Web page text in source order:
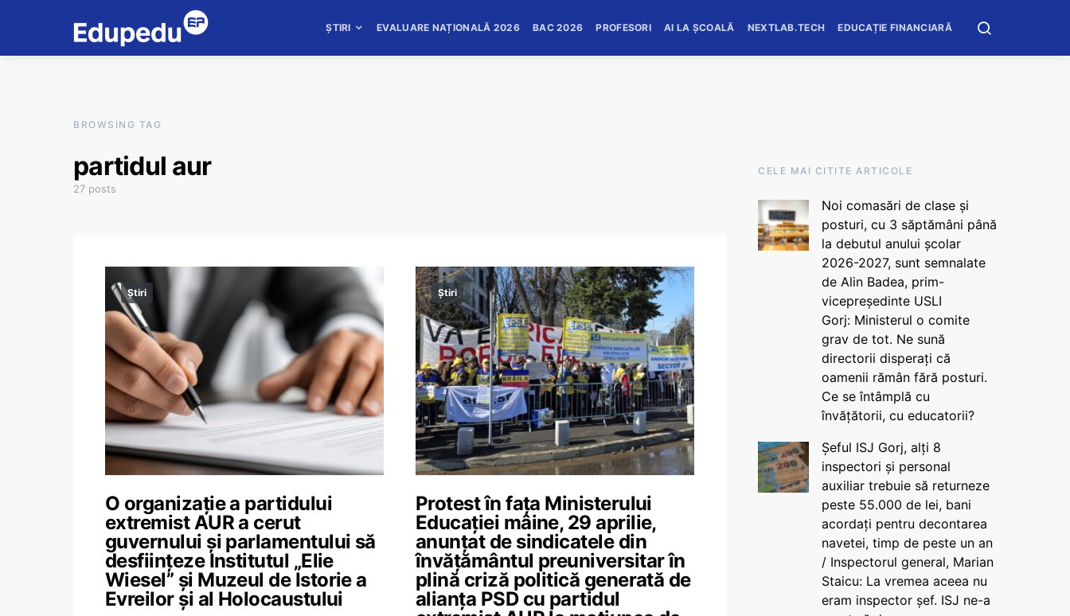
ȘTIRI EVALUARE NAȚIONALĂ 2026 BAC 2026 PROFESORI AI LA ȘCOALĂ NEXTLAB.TECH EDUCAȚIE FINANCIARĂ
BROWSING TAG
partidul aur
27 posts
Știri
O organizație a partidului
extremist AUR a cerut
guvernului și parlamentului să
desființeze Institutul „Elie
Wiesel” și Muzeul de Istorie a
Evreilor și al Holocaustului
Știri
Protest în fața Ministerului
Educației mâine, 29 aprilie,
anunțat de sindicatele din
învățământul preuniversitar în
plină criză politică generată de
alianța PSD cu partidul
CELE MAI CITITE ARTICOLE
Noi comasări de clase și
posturi, cu 3 săptămâni până
la debutul anului școlar
2026-2027, sunt semnalate
de Alin Badea, prim-
vicepreședinte USLI
Gorj: Ministerul o comite
grav de tot. Ne sună
directorii disperați că
oamenii rămân fără posturi.
Ce se întâmplă cu
învățătorii, cu educatorii?
Șeful ISJ Gorj, alți 8
inspectori și personal
auxiliar trebuie să returneze
peste 55.000 de lei, bani
acordați pentru decontarea
navetei, timp de peste un an
/ Inspectorul general, Marian
Staicu: La vremea aceea nu
eram inspector șef. ISJ ne-a